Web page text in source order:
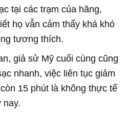
tại các trạm của hãng,
họ vẫn cảm thấy khá khó
tương thích.
giả sử Mỹ cuối cùng cũng
nhanh, việc liên tục giảm
15 phút là không thực tế
nay.